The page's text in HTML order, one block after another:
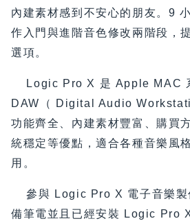
內建素材感到不安心的朋友。9
作入門與進階音色修改兩階段，
選項。
Logic Pro X 是 Apple MAC
DAW（ Digital Audio
功能齊全、內建素材豐富、購買
統穩定等優點，適合各種音樂風
用。
參與 Logic Pro X 電子音樂製
備筆電並且已經安裝 Logic Pro